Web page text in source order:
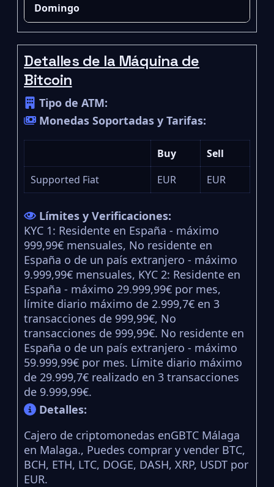
Domingo
Detalles de la Máquina de
Bitcoin
Tipo de ATM:
Monedas Soportadas y Tarifas:
Buy
Sell
Supported Fiat
EUR EUR
Límites y Verificaciones:
KYC 1: Residente en España - máximo
999,99€ mensuales, No residente en
España o de un país extranjero - máximo
9.999,99€ mensuales, KYC 2: Residente en
España - máximo 29.999,99€ por mes,
límite diario máximo de 2.999,7€ en 3
transacciones de 999,99€, No
transacciones de 999,99€. No residente en
España o de un país extranjero - máximo
59.999,99€ por mes. Límite diario máximo
de 29.999,7€ realizado en 3 transacciones
de 9.999,99€.
Detalles:
Cajero de criptomonedas enGBTC Málaga
en Malaga., Puedes comprar y vender BTC,
BCH, ETH, LTC, DOGE, DASH, XRP, USDT por
EUR.